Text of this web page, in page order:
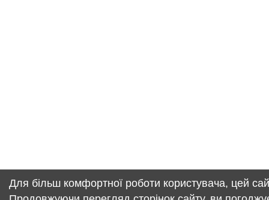
Для більш комфортної роботи користувача, цей